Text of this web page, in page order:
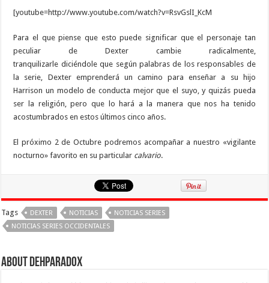
[youtube=http://www.youtube.com/watch?v=RsvGslI_KcM
Para el que piense que esto puede significar que el personaje tan
peculiar de Dexter cambie radicalmente,
tranquilizarle diciéndole que según palabras de los responsables de
la serie, Dexter emprenderá un camino para enseñar a su hijo
Harrison un modelo de conducta mejor que el suyo, y quizás pueda
ser la religión, pero que lo hará a la manera que nos ha tenido
acostumbrados en estos últimos cinco años.
El próximo 2 de Octubre podremos acompañar a nuestro «vigilante
nocturno» favorito en su particular calvario.
Tags DEXTER NOTICIAS
NOTICIAS SERIES
NOTICIAS SERIES OCCIDENTALES
About Dehparadox